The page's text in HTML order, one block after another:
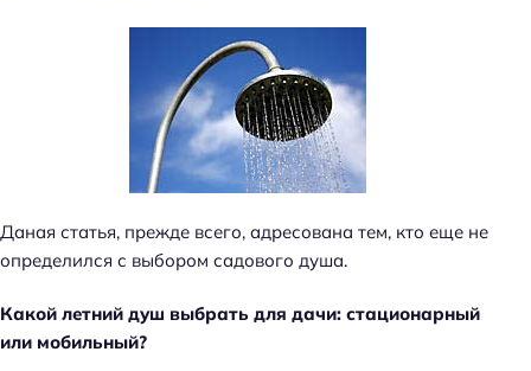
Даная статья, прежде всего, адресована тем, кто еще не
определился с выбором садового душа.
Какой летний душ выбрать для дачи: стационарный
или мобильный?